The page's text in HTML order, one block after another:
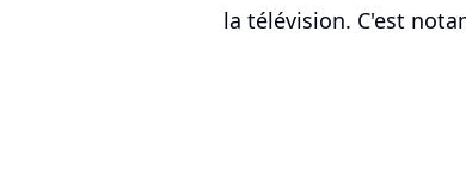
la télévision. C'est